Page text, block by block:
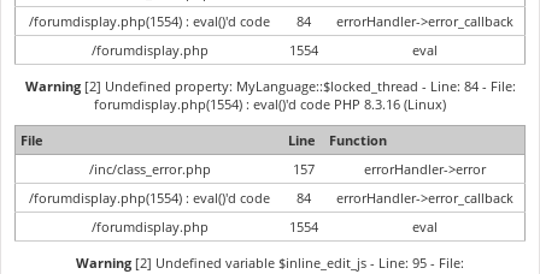
/forumdisplay.php(1554) : eval()'d code
84
errorHandler->error_callback
/forumdisplay.php
1554
eval
Warning[2] Undefined property: MyLanguage::$locked_thread - Line: 84 - File:
forumdisplay.php(1554) : eval()'d code PHP 8.3.16 (Linux)
File
Line
Function
/inc/class_error.php
157
errorHandler->error
/forumdisplay.php(1554) : eval()'d code
84
errorHandler->error_callback
/forumdisplay.php
1554
eval
Warning [2] Undefined variable $inline_edit_js - Line: 95 - File: